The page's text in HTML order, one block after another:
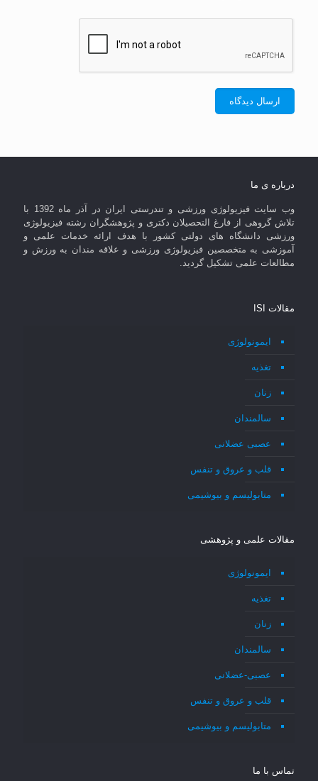
درباره ی ما
وب سایت فیزیولوژی ورزشی و تندرستی ایران در آذر ماه 1392 با
تلاش گروهی از فارغ التحصیلان دکتری و پژوهشگران رشته فیزیولوژی
ورزشی دانشگاه های دولتی کشور با هدف ارائه خدمات علمی و
آموزشی به متخصصین فیزیولوژی ورزشی و علاقه مندان به ورزش و
مطالعات علمی تشکیل گردید.
مقالات ISI
ایمونولوژی
تغذیه
زنان
سالمندان
عصبی عضلانی
قلب و عروق و تنفس
متابولیسم و بیوشیمی
مقالات علمی و پژوهشی
ایمونولوژی
تغذیه
زنان
سالمندان
عصبی-عضلانی
قلب و عروق و تنفس
متابولیسم و بیوشیمی
تماس با ما